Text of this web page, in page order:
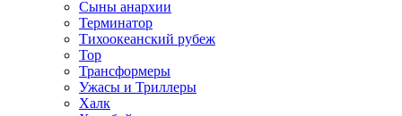
Сыны анархии
Терминатор
Тихоокеанский рубеж
Тор
Трансформеры
Ужасы и Триллеры
Халк